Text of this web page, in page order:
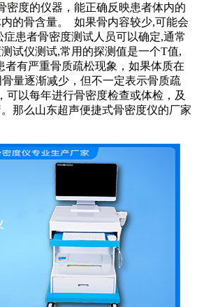
密度的仪器，能正确反映患者体内的
的骨含量。 如果骨内容较少,可能会
患者骨密度测试人员可以确定,通常
试仪测试,常用的探测值是一个T值,
者有严重骨质疏松现象，如果体质在
量逐渐减少，但不一定表示骨质疏
可以每年进行骨密度检查或体检，及
那么山东超声便捷式骨密度仪的厂家